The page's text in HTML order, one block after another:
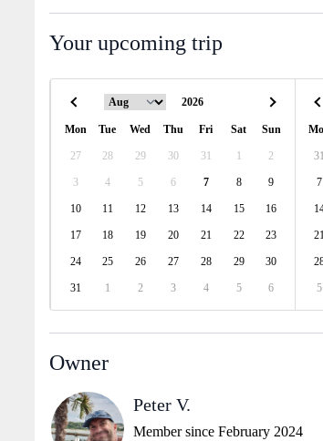
Your upcoming trip
Mon Tue Wed Thu Fri Sat Sun
27 28 29 30 31 1 2
3 4 5 6 7 8 9
10 11 12 13 14 15 16
17 18 19 20 21 22 23
24 25 26 27 28 29 30
31 1 2 3 4 5 6
31
7
5
Owner
Peter V.
Member since February 2024